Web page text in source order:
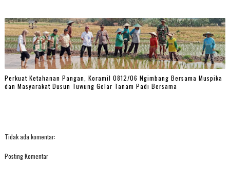
Perkuat Ketahanan Pangan, Koramil 0812/06 Ngimbang Bersama Muspika
dan Masyarakat Dusun Tuwung Gelar Tanam Padi Bersama
Tidak ada komentar:
Posting Komentar